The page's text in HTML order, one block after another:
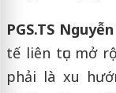
PGS.TS
tế liên tục mở
phải là xu